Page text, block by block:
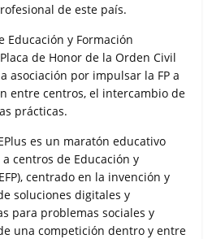
de este país.
Educación y Formación
de Honor de la Orden Civil
asociación por impulsar la FP a
entre centros, el intercambio de
prácticas.
es un maratón educativo
centros de Educación y
centrado en la invención y
soluciones digitales y
para problemas sociales y
una competición dentro y entre